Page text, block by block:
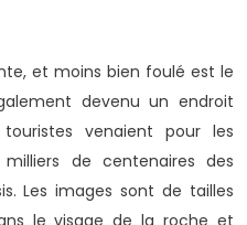
et moins bien foulé est le
devenu un endroit
venaient pour les
de centenaires des
Les images sont de tailles